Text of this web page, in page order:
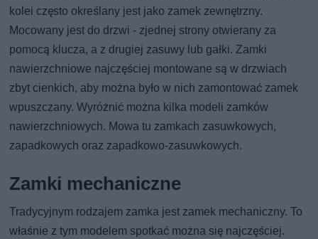
kolei często określany jest jako zamek zewnętrzny.
Mocowany jest do drzwi - zjednej strony otwierany za
pomocą klucza, a z drugiej zasuwy lub gałki. Zamki
nawierzchniowe najczęściej montowane są w drzwiach
zbyt cienkich, aby można było w nich zamontować zamek
wpuszczany. Wyróżnić można kilka modeli zamków
nawierzchniowych. Mowa tu zamkach zasuwkowych,
zapadkowych oraz zapadkowo-zasuwkowych.
Zamki mechaniczne
Tradycyjnym rodzajem zamka jest zamek mechaniczny. To
właśnie z tym modelem spotkać można się najczęściej.